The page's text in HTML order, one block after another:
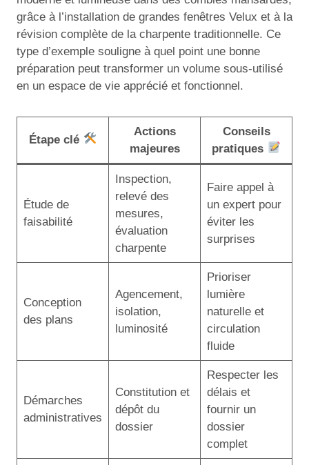
grâce à l’installation de grandes fenêtres Velux et à la
révision complète de la charpente traditionnelle. Ce
type d’exemple souligne à quel point une bonne
préparation peut transformer un volume sous-utilisé
en un espace de vie apprécié et fonctionnel.
Étape clé
Actions
majeures
Conseils
pratiques
Étude de
faisabilité
Inspection,
relevé des
mesures,
évaluation
charpente
Faire appel à
un expert pour
éviter les
surprises
Conception
des plans
Agencement,
isolation,
luminosité
Prioriser
lumière
naturelle et
circulation
fluide
Démarches
administratives
Constitution et
dépôt du
dossier
Respecter les
délais et
fournir un
dossier
complet